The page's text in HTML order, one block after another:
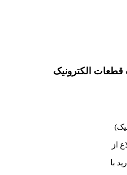
الکترونیک
از
با